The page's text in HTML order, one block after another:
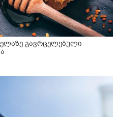
გავრცელებული